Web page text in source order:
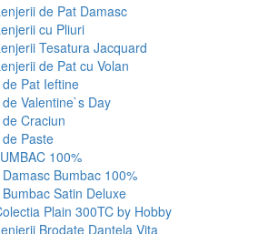
de Pat Damasc
cu Pliuri
Tesatura Jacquard
de Pat cu Volan
Pat Ieftine
Valentine`s Day
Craciun
Paste
100%
Bumbac 100%
Satin Deluxe
Plain 300TC by Hobby
Brodate Dantela Vita